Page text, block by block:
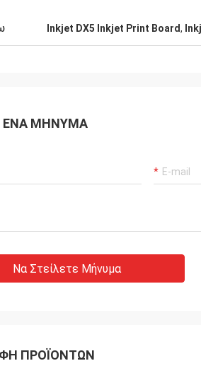
Inkjet DX5 Inkjet Print Board,
ΈΝΑ ΜΉΝΥΜΑ
Να Στείλετε Μήνυμα
ΠΡΟΪΌΝΤΩΝ